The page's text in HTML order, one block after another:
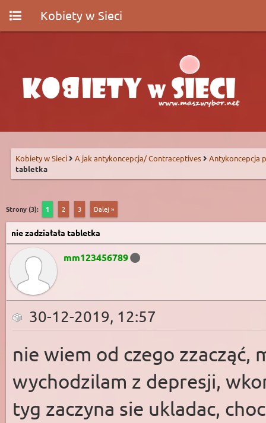
Kobiety w Sieci
Kobiety w Sieci A jak antykoncepcja/ Contraceptives
Antykoncepcja
tabletka
Strony (3): 1 2 3 Dalej »
nie zadziałała tabletka
mm123456789
30-12-2019, 12:57
nie wiem od czego zzacząć,
wychodzilam z depresji,
tyg zaczyna sie ukladac,